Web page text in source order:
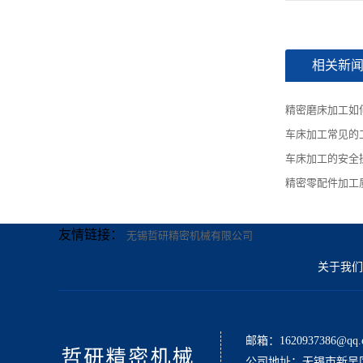
相关新闻
精密磨床加工如
车床加工常见的
车床加工的安全
精密零配件加工
友情链接： 无锡哲研精密机械有限公司
关于我们
邮箱：